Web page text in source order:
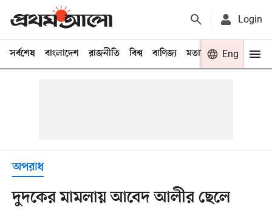
Login
সর্বশেষ বাংলাদেশ রাজনীতি বিশ্ব বাণিজ্য মতামত খেলা
Eng
অপরাধ
দুদকের মামলায় আবেদ আলীর ছেলে